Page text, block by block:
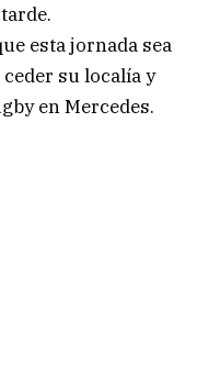
esta jornada sea
su localía y
en Mercedes.